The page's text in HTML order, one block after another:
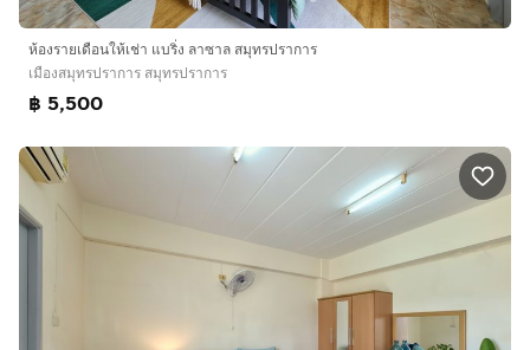
ห้องรายเดือนให้เช่า แบริ่ง ลาซาล สมุทรปราการ
เมืองสมุทรปราการ สมุทรปราการ
฿ 5,500